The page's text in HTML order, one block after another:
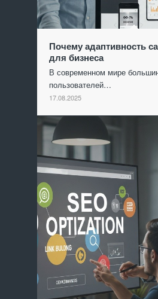
Почему адаптивность
для бизнеса
В современном мире
пользователей…
17.08.2025